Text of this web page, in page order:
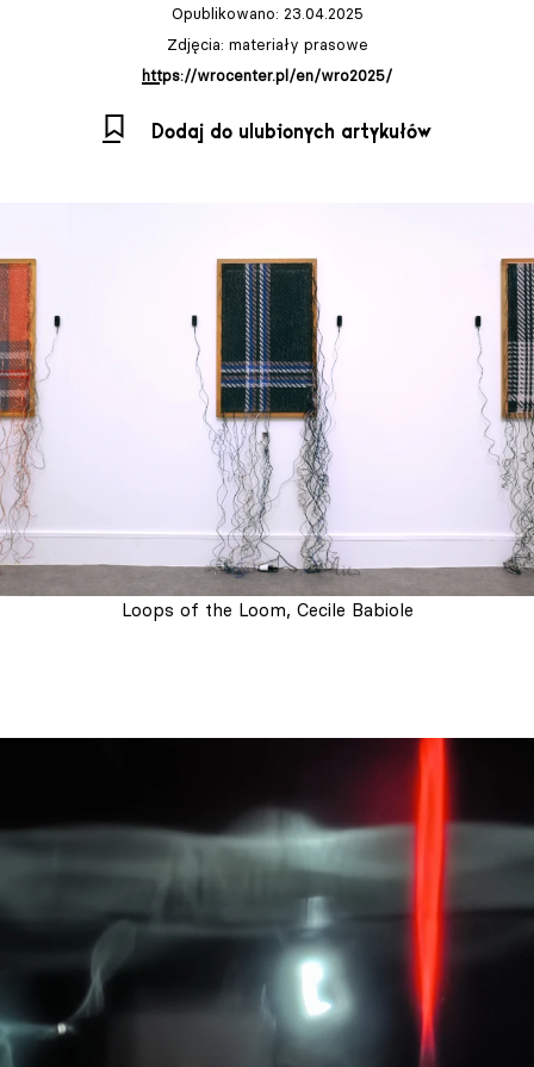
Opublikowano: 23.04.2025
Zdjęcia: materiały prasowe
https://wrocenter.pl/en/wro2025/
Dodaj do ulubionych artykułów
Loops of the Loom, Cecile Babiole